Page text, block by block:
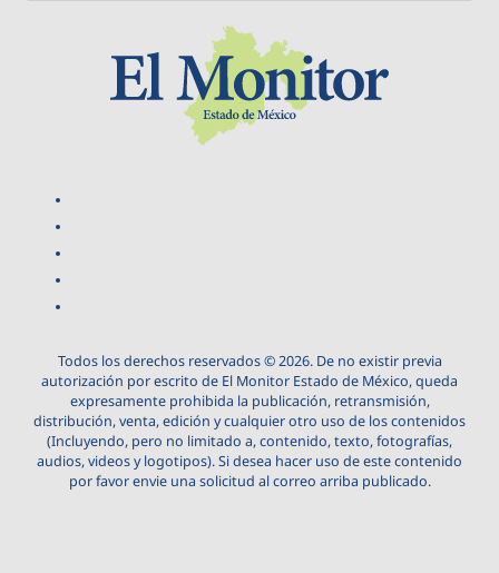
Todos los derechos reservados © 2026. De no existir previa
autorización por escrito de El Monitor Estado de México, queda
expresamente prohibida la publicación, retransmisión,
distribución, venta, edición y cualquier otro uso de los contenidos
(Incluyendo, pero no limitado a, contenido, texto, fotografías,
audios, videos y logotipos). Si desea hacer uso de este contenido
por favor envie una solicitud al correo arriba publicado.